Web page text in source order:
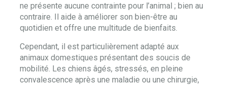
ne présente aucune contrainte pour l’animal ; bien au
contraire. Il aide à améliorer son bien-être au
quotidien et offre une multitude de bienfaits.
Cependant, il est particulièrement adapté aux
animaux domestiques présentant des soucis de
mobilité. Les chiens âgés, stressés, en pleine
convalescence après une maladie ou une chirurgie,